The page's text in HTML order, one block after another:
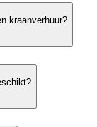
kraanverhuur?